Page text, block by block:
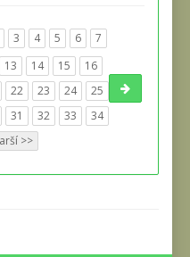
3 4 5 6
7
13 14 15
16
22 23 24
25
31 32 33
34
>>